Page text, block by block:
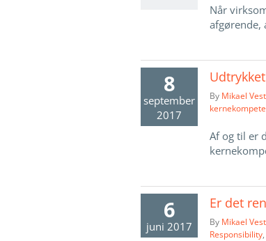
Når
afgørende,
8
september
2017
By Mikael Vest
Af og til er
6
juni 2017
Er det
By Mikael Vest
Responsibility,